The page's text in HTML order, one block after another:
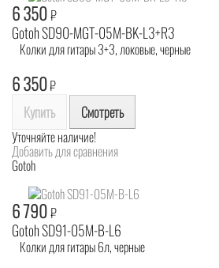
6 350₽
Gotoh SD90-MGT-05M-BK-L3+R3
Колки для гитары 3+3, локовые, черные
6 350₽
Купить Смотреть
Уточняйте наличие!
Добавить для сравнения
Gotoh
6 790₽
Gotoh SD91-05M-B-L6
Колки для гитары 6л, черные